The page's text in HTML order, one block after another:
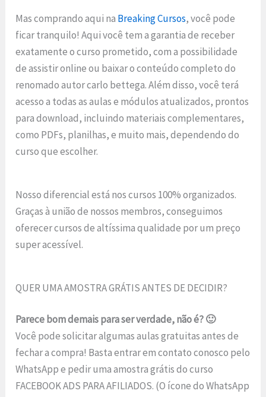
Mas comprando aqui na Breaking Cursos, você pode
ficar tranquilo! Aqui você tem a garantia de receber
exatamente o curso prometido, com a possibilidade
de assistir online ou baixar o conteúdo completo do
renomado autor carlo bettega. Além disso, você terá
acesso a todas as aulas e módulos atualizados, prontos
para download, incluindo materiais complementares,
como PDFs, planilhas, e muito mais, dependendo do
curso que escolher.
Nosso diferencial está nos cursos 100% organizados.
Graças à união de nossos membros, conseguimos
oferecer cursos de altíssima qualidade por um preço
super acessível.
QUER UMA AMOSTRA GRÁTIS ANTES DE DECIDIR?
Parece bom demais para ser verdade, não é? 🙂
Você pode solicitar algumas aulas gratuitas antes de
fechar a compra! Basta entrar em contato conosco pelo
WhatsApp e pedir uma amostra grátis do curso
FACEBOOK ADS PARA AFILIADOS. (O ícone do WhatsApp